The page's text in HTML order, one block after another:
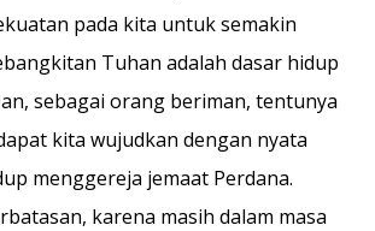
pada kita untuk semakin
Tuhan adalah dasar hidup
sebagai orang beriman, tentunya
kita wujudkan dengan nyata
menggereja jemaat Perdana.
karena masih dalam masa